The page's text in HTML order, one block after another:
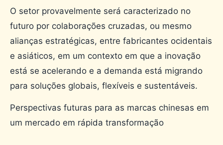
O setor provavelmente será caracterizado no
futuro por colaborações cruzadas, ou mesmo
alianças estratégicas, entre fabricantes ocidentais
e asiáticos, em um contexto em que a inovação
está se acelerando e a demanda está migrando
para soluções globais, flexíveis e sustentáveis.
Perspectivas futuras para as marcas chinesas em
um mercado em rápida transformação